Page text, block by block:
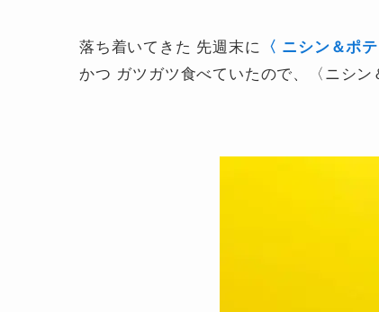
落ち着いてきた 先週末に 〈 ニシン＆ポ
かつ ガツガツ食べていたので、〈ニシ